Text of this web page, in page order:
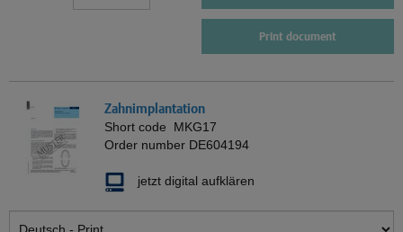
Print document
Zahnimplantation
Short code MKG17
Order number DE604194
jetzt digital aufklären